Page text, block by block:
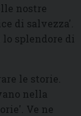
nostre
di salvezza'.
splendore di
le storie.
nella
Ve ne